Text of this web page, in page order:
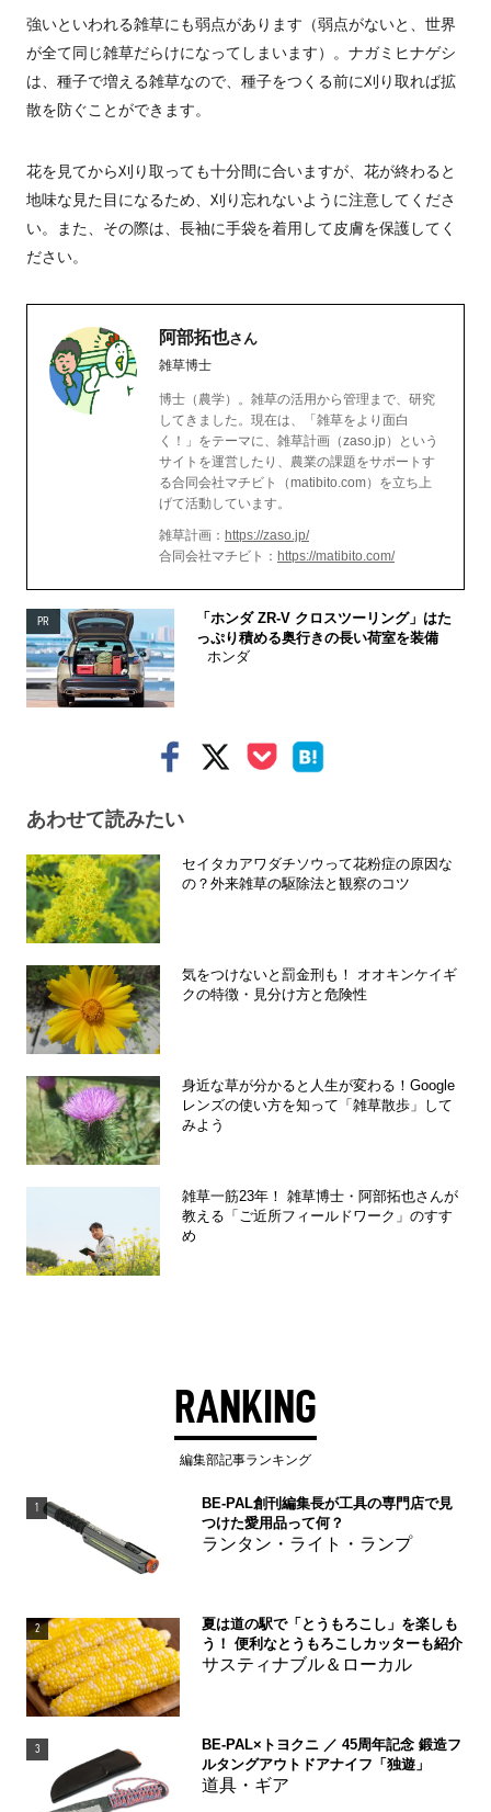
強いといわれる雑草にも弱点があります（弱点がないと、世界
が全て同じ雑草だらけになってしまいます）。ナガミヒナゲシ
は、種子で増える雑草なので、種子をつくる前に刈り取れば拡
散を防ぐことができます。
花を見てから刈り取っても十分間に合いますが、花が終わると
地味な見た目になるため、刈り忘れないように注意してくださ
い。また、その際は、長袖に手袋を着用して皮膚を保護してく
ださい。
阿部拓也さん
雑草博士
博士（農学）。雑草の活用から管理まで、研究
してきました。現在は、「雑草をより面白
く！」をテーマに、雑草計画（zaso.jp）という
サイトを運営したり、農業の課題をサポートす
る合同会社マチビト（matibito.com）を立ち上
げて活動しています。
雑草計画： https://zaso.jp/
合同会社マチビト： https://matibito.com/
PR
「ホンダ ZR-V クロスツーリング」はた
っぷり積める奥行きの長い荷室を装備
ホンダ
あわせて読みたい
セイタカアワダチソウって花粉症の原因な
の？外来雑草の駆除法と観察のコツ
気をつけないと罰金刑も！ オオキンケイギ
クの特徴・見分け方と危険性
身近な草が分かると人生が変わる！Google
レンズの使い方を知って「雑草散歩」して
みよう
雑草一筋23年！ 雑草博士・阿部拓也さんが
教える「ご近所フィールドワーク」のすす
め
RANKING
編集部記事ランキング
1
BE-PAL創刊編集長が工具の専門店で見
つけた愛用品って何？
ランタン・ライト・ランプ
2
夏は道の駅で「とうもろこし」を楽しも
う！ 便利なとうもろこしカッターも紹介
サスティナブル＆ローカル
3
BE-PAL×トヨクニ ／ 45周年記念 鍛造フ
ルタングアウトドアナイフ「独遊」
道具・ギア